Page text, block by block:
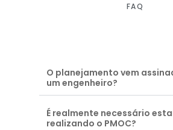
FAQ
O planejamento vem
um engenheiro?
É realmente necessário
realizando o PMOC?